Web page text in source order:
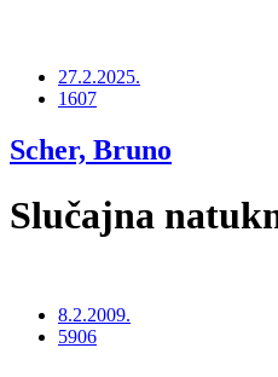
27.2.2025.
1607
Scher, Bruno
Slučajna
8.2.2009.
5906